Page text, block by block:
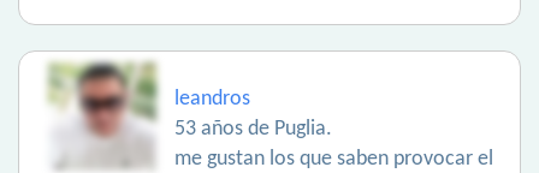
leandros
53 años de Puglia.
me gustan los que saben provocar el